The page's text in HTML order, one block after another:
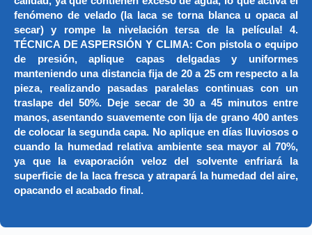
fenómeno de velado (la laca se torna blanca u opaca al
secar) y rompe la nivelación tersa de la película! 4.
TÉCNICA DE ASPERSIÓN Y CLIMA: Con pistola o equipo
de presión, aplique capas delgadas y uniformes
manteniendo una distancia fija de 20 a 25 cm respecto a la
pieza, realizando pasadas paralelas continuas con un
traslape del 50%. Deje secar de 30 a 45 minutos entre
manos, asentando suavemente con lija de grano 400 antes
de colocar la segunda capa. No aplique en días lluviosos o
cuando la humedad relativa ambiente sea mayor al 70%,
ya que la evaporación veloz del solvente enfriará la
superficie de la laca fresca y atrapará la humedad del aire,
opacando el acabado final.